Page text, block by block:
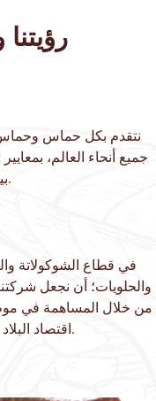
نتقدم بكل حماس وحماس
جميع أنحاء العالم،
بين الجودة والتميز.
والحلويات؛ أن نجعل
من خلال المساهمة في
اقتصاد البلاد من خلال فهم حساس للبيئة.